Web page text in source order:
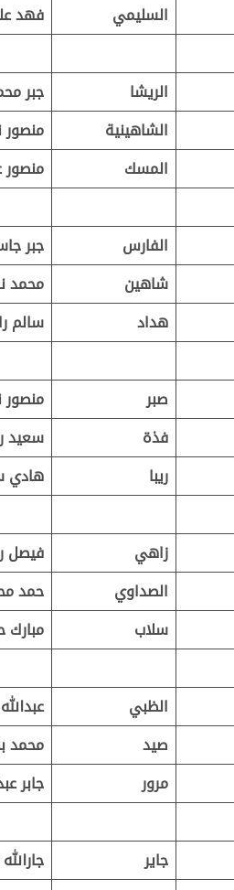
السليمي فهد
الريشا جبر
الشاهينية منصور
المسك منصور
الفارس جبر
شاهين محمد
هداد سالم
صبر منصور
فذة سعيد
ريبا هادي
زاهي فيصل
الصداوي حمد
سلاب مبارك
الظبي
صيد محمد
مرور جابر
جاير